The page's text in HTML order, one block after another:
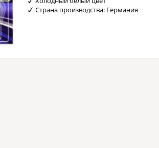
Страна производства: Германия